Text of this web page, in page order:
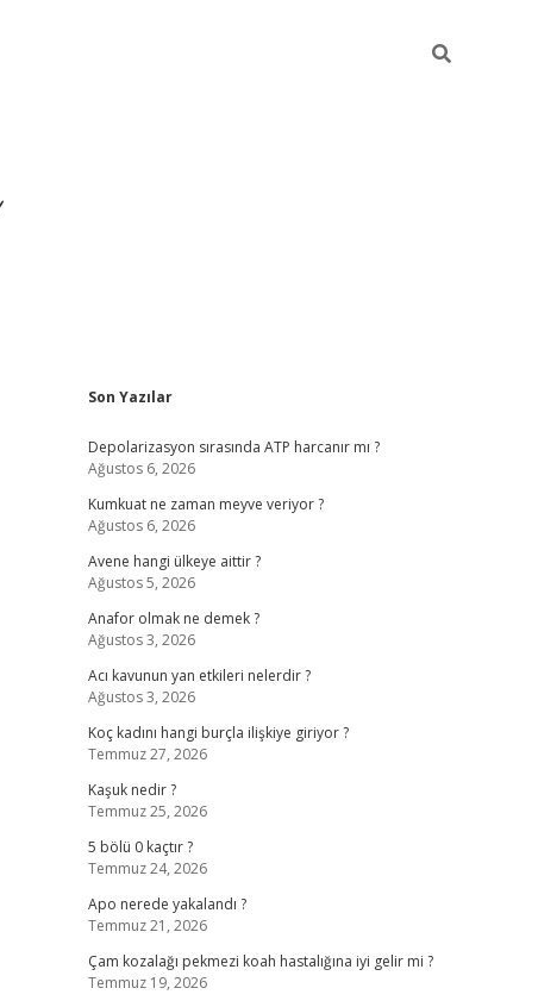
Sidebar
Son Yazılar
Depolarizasyon sırasında ATP harcanır mı ?
Ağustos 6, 2026
Kumkuat ne zaman meyve veriyor ?
Ağustos 6, 2026
Avene hangi ülkeye aittir ?
Ağustos 5, 2026
Anafor olmak ne demek ?
Ağustos 3, 2026
Acı kavunun yan etkileri nelerdir ?
Ağustos 3, 2026
Koç kadını hangi burçla ilişkiye giriyor ?
Temmuz 27, 2026
Kaşuk nedir ?
Temmuz 25, 2026
5 bölü 0 kaçtır ?
Temmuz 24, 2026
Apo nerede yakalandı ?
Temmuz 21, 2026
Çam kozalağı pekmezi koah hastalığına iyi gelir mi ?
Temmuz 19, 2026